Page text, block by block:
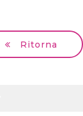
Ritorna